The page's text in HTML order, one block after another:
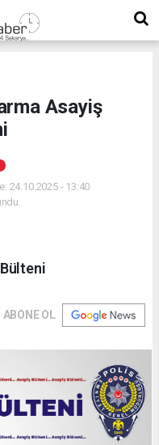
Asayiş
24.10.2025 - 13:40
ABONE OL